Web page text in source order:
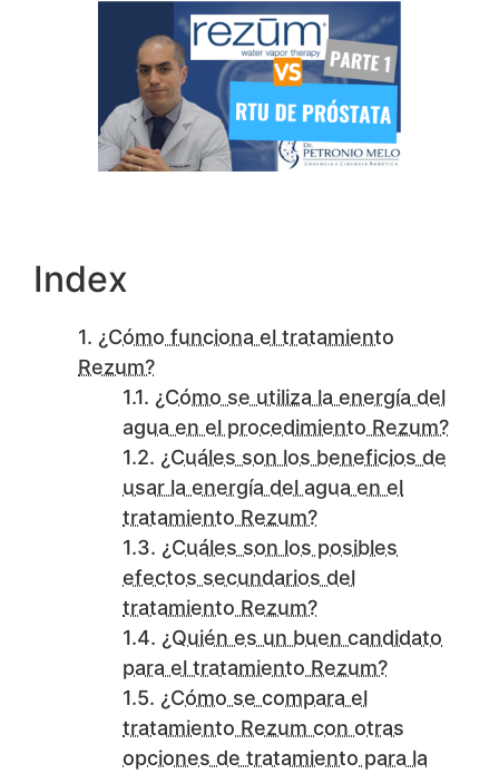
Index
¿Cómo funciona el tratamiento
Rezum?
¿Cómo se utiliza la energía del
agua en el procedimiento Rezum?
¿Cuáles son los beneficios de
usar la energía del agua en el
tratamiento Rezum?
¿Cuáles son los posibles
efectos secundarios del
tratamiento Rezum?
¿Quién es un buen candidato
para el tratamiento Rezum?
¿Cómo se compara el
tratamiento Rezum con otras
opciones de tratamiento para la